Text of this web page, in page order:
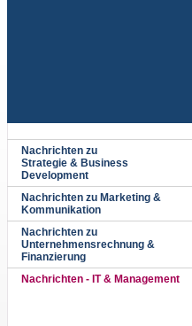
Nachrichten zu
Strategie & Business
Development
Nachrichten zu Marketing &
Kommunikation
Nachrichten zu
Unternehmensrechnung &
Finanzierung
Nachrichten - IT & Management